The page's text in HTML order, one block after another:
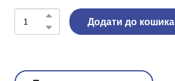
Додати до кошика